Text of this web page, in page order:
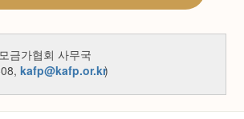
금가협회 사무국
kafp@kafp.or.kr)